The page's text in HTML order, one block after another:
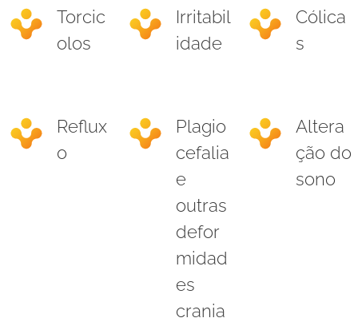
Torcic
olos
Irritabil
idade
Cólica
s
Reflux
o
Plagio
cefalia
e
outras
defor
midad
es
crania
Altera
ção do
sono